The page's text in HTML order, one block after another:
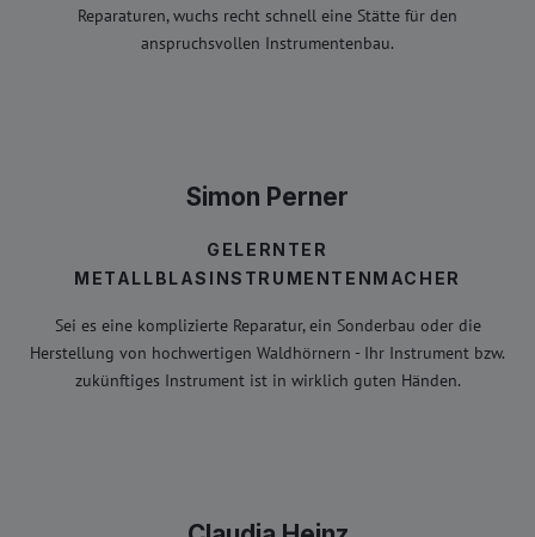
Reparaturen, wuchs recht schnell eine Stätte für den
anspruchsvollen Instrumentenbau.
Simon Perner
GELERNTER
METALLBLASINSTRUMENTENMACHER
Sei es eine komplizierte Reparatur, ein Sonderbau oder die
Herstellung von hochwertigen Waldhörnern - Ihr Instrument bzw.
zukünftiges Instrument ist in wirklich guten Händen.